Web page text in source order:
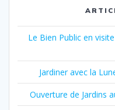
Le Bien Public en
Jardiner avec la
Ouverture de Jardins